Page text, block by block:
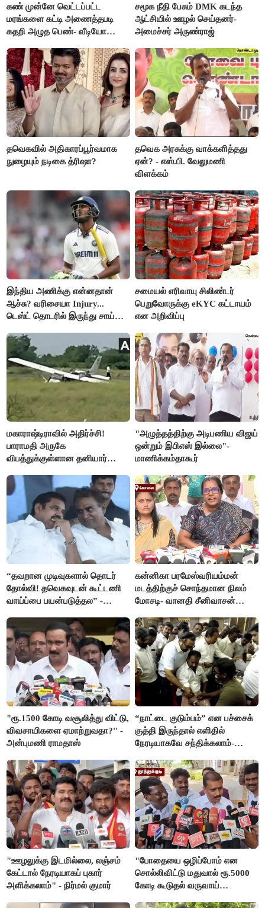
கண் முன்னே வெட்டப்பட்ட
மரங்களை கட்டி அணைத்தபடி
கதறி அழுத பெண்- வீடியோ
சமூக நீதி பேசும் DMK கடந்த
ஆட்சியில் ஊழல் செய்தனர்-
அமைச்சர் அருண்ராஜ்
தவெகவில் அதிகாரப்பூர்வமாக
நுழையும் நடிகை த்ரிஷா?
தவெக அரசுக்கு வாக்களித்தது
ஏன்? - எஸ்.பி. வேலுமணி
விளக்கம்
இந்திய அணிக்கு என்னதான்
ஆச்சு? வரிசையா Injury...
டெஸ்ட் தொடரில் இருந்து சாய்
சமையல் எரிவாயு சிலிண்டர்
பெறுவோருக்கு eKYC கட்டாயம்
என அறிவிப்பு
மகாராஷ்டிராவில் அதிர்ச்சி!
பாராமதி அருகே
விபத்துக்குள்ளான தனியார்
"அழுத்தத்திற்கு அடிபணிய விஜய்
ஒன்றும் இபிஎஸ் இல்லை"-
மாணிக்கம்தாகூர்
“தவறான முடிவுகளால் தொடர்
தோல்வி! தவெகவுடன் கூட்டணி
வாய்ப்பை பயன்படுத்தல” -
கன்னிகா பரமேஸ்வரியம்மன்
மடத்திற்குச் சொந்தமான நிலம்
மோசடி- வானதி சீனிவாசன்
"ரூ.1500 கோடி வசூலித்து விட்டு,
விவசாயிகளை ஏமாற்றுவதா?'' -
அன்புமணி ராமதாஸ்
“நாட்டை குடும்பம்” என பச்சைக்
குத்தி இருந்தால் எளிதில்
நேரடியாகவே சந்திக்கலாம்-
"ஊழலுக்கு இடமில்லை, லஞ்சம்
கேட்டால் நேரடியாகப் புகார்
அளிக்கலாம்" - நிர்மல் குமார்
"போதையை ஒழிப்போம் என
சொல்லிவிட்டு மதுவால் ரூ.5000
கோடி கூடுதல் வருவாய்